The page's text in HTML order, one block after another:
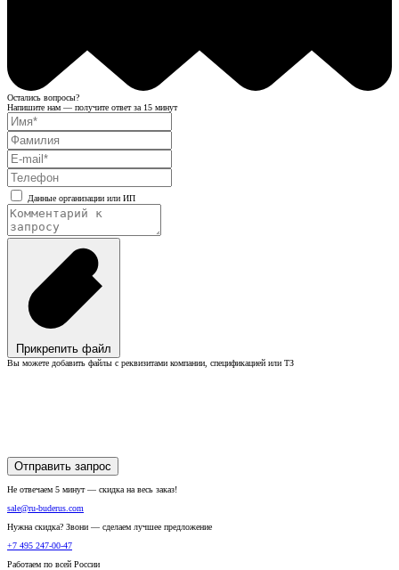
Остались вопросы?
Напишите нам — получите ответ за 15 минут
Данные организации или ИП
Прикрепить файл
Вы можете добавить файлы с реквизитами компании, спецификацией или ТЗ
Отправить запрос
Не отвечаем 5 минут — скидка на весь заказ!
sale@ru-buderus.com
Нужна скидка? Звони — сделаем лучшее предложение
+7 495 247-00-47
Работаем по всей России